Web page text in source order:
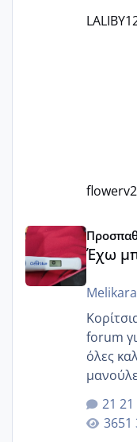
LALIBY
flowerv
Έχω μπερδευτεί
Έχω
forum
όλες
αυτές
γερα
🙏🏼🙏🏼 Ας πάμε λοιπόν στο θέμα
21